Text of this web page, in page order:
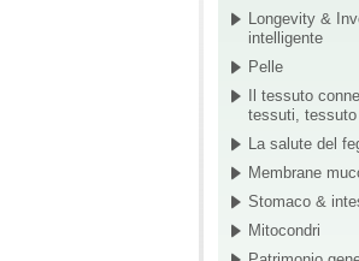
Longevity &
intelligente
Pelle
Il tessuto
tessuti,
La salute del
Membrane
Stomaco &
Mitocondri